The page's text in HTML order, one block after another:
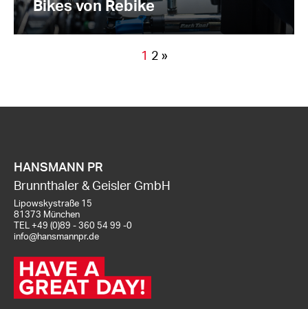
Bikes von Rebike
1 2 »
HANSMANN PR
Brunnthaler & Geisler GmbH
Lipowskystraße 15
81373 München
TEL +49 (0)89 - 360 54 99 -0
info@hansmannpr.de